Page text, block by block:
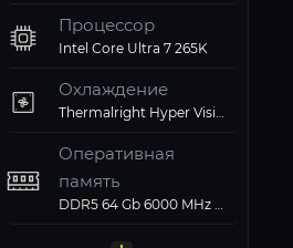
Процессор
Intel Core Ultra 7 265K
Охлаждение
Оперативная
память
Материнская плата
Твердотельный
Компьютерный
Операционная